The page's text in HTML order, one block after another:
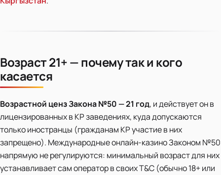
Возраст 21+ — почему так и кого
касается
Возрастной ценз Закона №50 — 21 год, и действует он в
лицензированных в КР заведениях, куда допускаются
только иностранцы (гражданам КР участие в них
запрещено). Международные онлайн-казино Законом №50
напрямую не регулируются: минимальный возраст для них
устанавливает сам оператор в своих T&C (обычно 18+ или